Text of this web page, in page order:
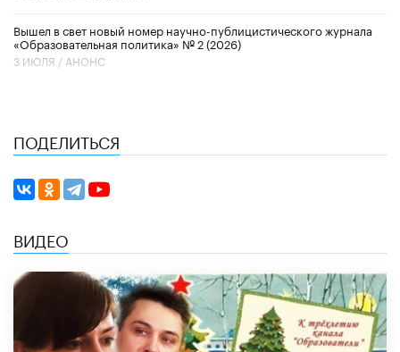
Вышел в свет новый номер научно-публицистического журнала
«Образовательная политика» № 2 (2026)
3 ИЮЛЯ / АНОНС
ПОДЕЛИТЬСЯ
ВИДЕО